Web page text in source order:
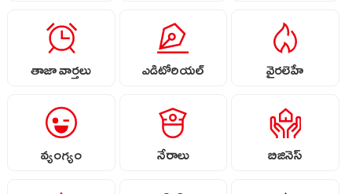
తాజా వార్తలు ఎడిటోరియల్ వైరలెహే
వ్యంగ్యం నేరాలు బిజినెస్